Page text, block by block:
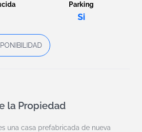
Parking
Si
la Propiedad
una casa prefabricada de nueva